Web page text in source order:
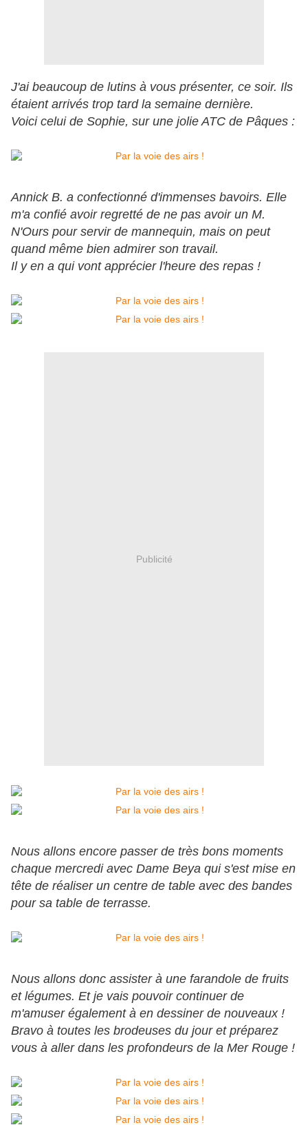
J'ai beaucoup de lutins à vous présenter, ce soir. Ils
étaient arrivés trop tard la semaine dernière.
Voici celui de Sophie, sur une jolie ATC de Pâques :
Annick B. a confectionné d'immenses bavoirs. Elle
m'a confié avoir regretté de ne pas avoir un M.
N'Ours pour servir de mannequin, mais on peut
quand même bien admirer son travail.
Il y en a qui vont apprécier l'heure des repas !
Publicité
Nous allons encore passer de très bons moments
chaque mercredi avec Dame Beya qui s'est mise en
tête de réaliser un centre de table avec des bandes
pour sa table de terrasse.
Nous allons donc assister à une farandole de fruits
et légumes. Et je vais pouvoir continuer de
m'amuser également à en dessiner de nouveaux !
Bravo à toutes les brodeuses du jour et préparez
vous à aller dans les profondeurs de la Mer Rouge !